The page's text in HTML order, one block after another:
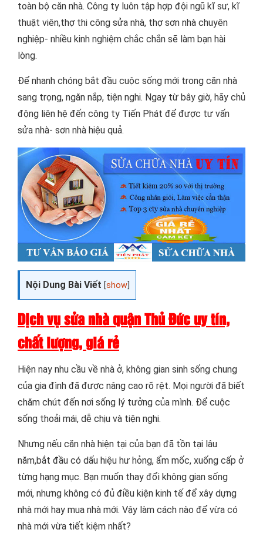
toàn bộ căn nhà. Công ty luôn tập hợp đội ngũ kĩ sư, kĩ
thuật viên,thợ thi công sửa nhà, thợ sơn nhà chuyên
nghiệp- nhiều kinh nghiệm chắc chắn sẽ làm bạn hài
lòng.
Để nhanh chóng bắt đầu cuộc sống mới trong căn nhà
sang trọng, ngăn nắp, tiện nghi. Ngay từ bây giờ, hãy chủ
động liên hệ đến công ty Tiến Phát để được tư vấn
sửa nhà- sơn nhà hiệu quả.
Nội Dung Bài Viết [show
Dịch vụ sửa nhà quận Thủ Đức uy tín,
chất lượng, giá rẻ
Hiện nay nhu cầu về nhà ở, không gian sinh sống chung
của gia đình đã được nâng cao rõ rệt. Mọi người đã biết
chăm chút đến nơi sống lý tưởng của mình. Để cuộc
sống thoải mái, dễ chịu và tiện nghi.
Nhưng nếu căn nhà hiện tại của bạn đã tồn tại lâu
năm,bắt đầu có dấu hiệu hư hỏng, ẩm mốc, xuống cấp ở
từng hạng mục. Bạn muốn thay đổi không gian sống
mới, nhưng không có đủ điều kiện kinh tế để xây dựng
nhà mới hay mua nhà mới. Vậy làm cách nào để vừa có
nhà mới vừa tiết kiệm nhất?